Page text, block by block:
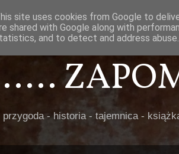
- historia - tajemnica -
site uses cookies from Google to
shared with Google along with
and to detect and address abuse.